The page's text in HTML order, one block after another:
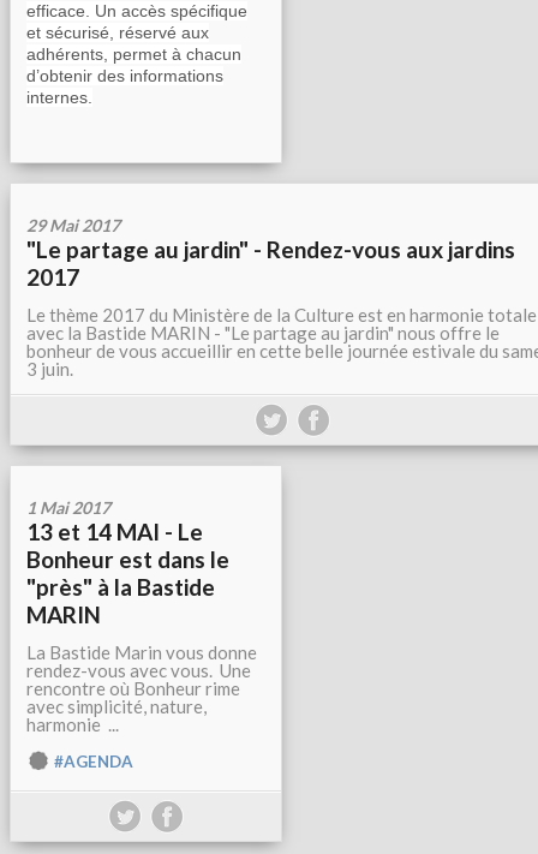
efficace. Un accès spécifique
et sécurisé, réservé aux
adhérents, permet à chacun
d’obtenir des informations
internes.
29 Mai 2017
"Le partage au jardin" - Rendez-vous aux jardins
2017
Le thème 2017 du Ministère de la Culture est en harmonie totale
avec la Bastide MARIN - "Le partage au jardin" nous offre le
bonheur de vous accueillir en cette belle journée estivale du
3 juin.
1 Mai 2017
13 et 14 MAI - Le
Bonheur est dans le
"près" à la Bastide
MARIN
La Bastide Marin vous donne
rendez-vous avec vous. Une
rencontre où Bonheur rime
avec simplicité, nature,
harmonie ...
#AGENDA